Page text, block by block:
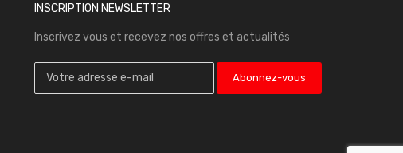
INSCRIPTION NEWSLETTER
Inscrivez vous et recevez nos offres et actualités